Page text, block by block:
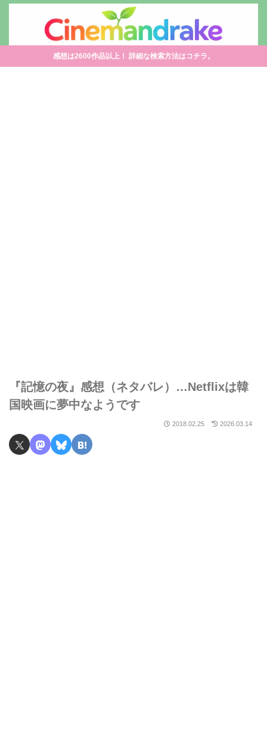
感想は2600作品以上！ 詳細な検索方法はコチラ。
『記憶の夜』感想（ネタバレ）…Netflixは韓
国映画に夢中なようです
2018.02.25 2026.03.14